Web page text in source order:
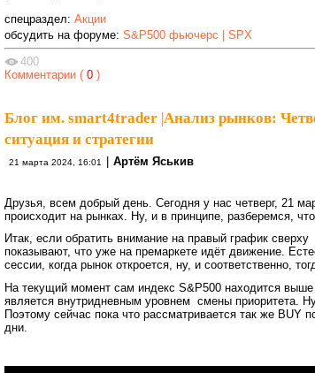
спецраздел: Акции
обсудить на форуме: S&P500 фьючерс | SPX
400
Комментарии ( 0 )
Блог им. smart4trader Анализ рынков:
ситуация и стратегии
21 марта 2024, 16:01 Артём Яськив
Друзья, всем добрый день. Сегодня у нас четверг, 21
происходит на рынках. Ну, и в принципе, разберемся, что
Итак, если обратить внимание на правый график
показывают, что уже на премаркете идёт движение.
сессии, когда рынок откроется, ну, и соответственно,
На текущий момент сам индекс S&P500 находится
является внутридневным уровнем смены приоритета.
Поэтому сейчас пока что рассматривается так же BUY
дни.